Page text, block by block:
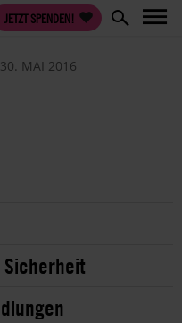
JETZT SPENDEN!
30. MAI 2016